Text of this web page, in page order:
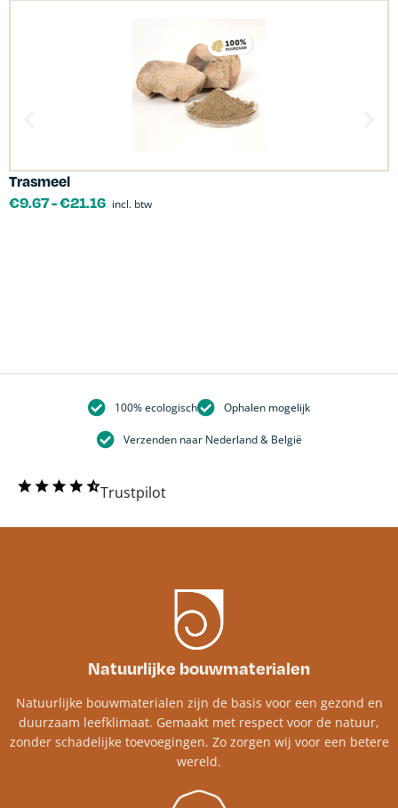
Trasmeel
€9.67-€21.16 incl. btw
100% ecologisch Ophalen mogelijk
Verzenden naar Nederland & België
Trustpilot
Natuurlijke bouwmaterialen
Natuurlijke bouwmaterialen zijn de basis voor een gezond en
duurzaam leefklimaat. Gemaakt met respect voor de natuur,
zonder schadelijke toevoegingen. Zo zorgen wij voor een betere
wereld.